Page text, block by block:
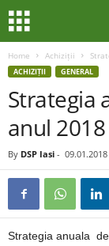
Home Achiziții
ACHIZIȚII GENERAL
Strategia
anul 2018
By DSP Iasi - 09.01.2018
Strategia anuala